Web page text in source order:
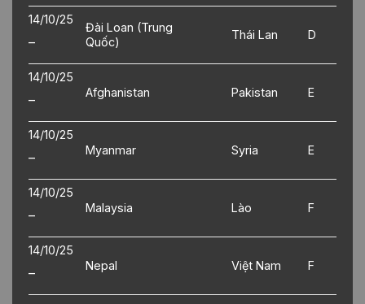
14/10/25
–
Đài Loan (Trung
Quốc)
Thái Lan D
14/10/25
– Afghanistan Pakistan E
14/10/25
– Myanmar Syria E
14/10/25
– Malaysia Lào F
14/10/25
– Nepal Việt Nam F